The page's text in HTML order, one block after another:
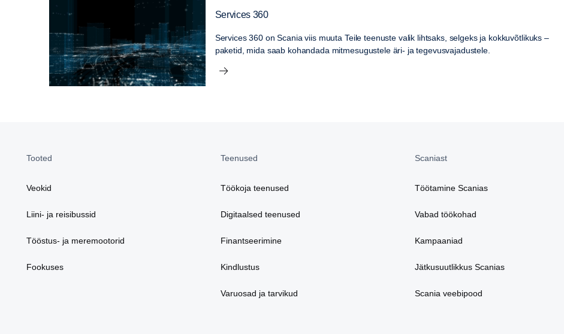
Services 360
Services 360 on Scania viis muuta Teile teenuste valik lihtsaks, selgeks ja kokkuvõtlikuks –
paketid, mida saab kohandada mitmesugustele äri- ja tegevusvajadustele.
Tooted
Veokid
Liini- ja reisibussid
Tööstus- ja meremootorid
Fookuses
Teenused
Töökoja teenused
Digitaalsed teenused
Finantseerimine
Kindlustus
Varuosad ja tarvikud
Scaniast
Töötamine Scanias
Vabad töökohad
Kampaaniad
Jätkusuutlikkus Scanias
Scania veebipood